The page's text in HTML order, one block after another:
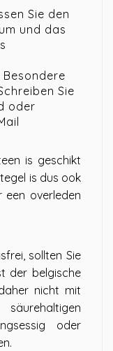
Sie den
und das
Sie
oder
is geschikt
is dus ook
overleden
sollten Sie
der belgische
nicht mit
oder